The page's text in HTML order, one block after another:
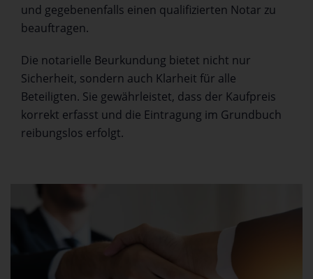
und gegebenenfalls einen qualifizierten Notar zu
beauftragen.
Die notarielle Beurkundung bietet nicht nur
Sicherheit, sondern auch Klarheit für alle
Beteiligten. Sie gewährleistet, dass der Kaufpreis
korrekt erfasst und die Eintragung im Grundbuch
reibungslos erfolgt.